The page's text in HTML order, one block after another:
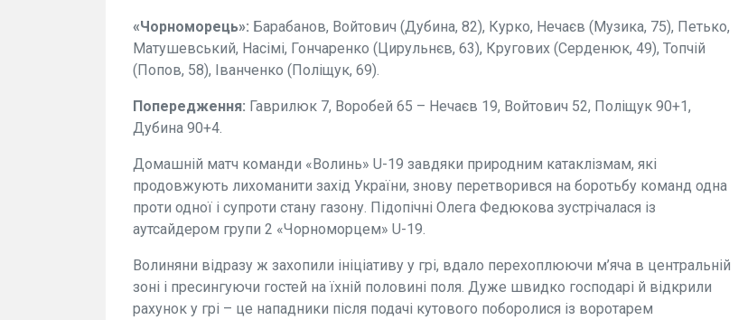
«Чорноморець»: Барабанов, Войтович (Дубина, 82), Курко, Нечаєв (Музика, 75), Петько,
Матушевський, Насімі, Гончаренко (Цирульнєв, 63), Кругових (Серденюк, 49), Топчій
(Попов, 58), Іванченко (Поліщук, 69).
Попередження: Гаврилюк 7, Воробей 65 – Нечаєв 19, Войтович 52, Поліщук 90+1,
Дубина 90+4.
Домашній матч команди «Волинь» U-19 завдяки природним катаклізмам, які
продовжують лихоманити захід України, знову перетворився на боротьбу команд одна
проти одної і супроти стану газону. Підопічні Олега Федюкова зустрічалася із
аутсайдером групи 2 «Чорноморцем» U-19.
Волиняни відразу ж захопили ініціативу у грі, вдало перехоплюючи м’яча в центральній
зоні і пресингуючи гостей на їхній половині поля. Дуже швидко господарі й відкрили
рахунок у грі – це нападники після подачі кутового поборолися із воротарем